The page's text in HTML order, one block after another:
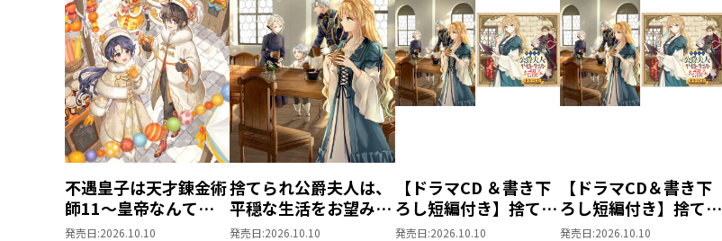
不遇皇子は天才錬金術
師11～皇帝なんて柄
じゃないので弟妹を可
発売日:2026.10.10
捨てられ公爵夫人は、
平穏な生活をお望みの
ようです5
発売日:2026.10.10
【ドラマCD ＆書き下
ろし短編付き】捨てら
れ公爵夫人は、平穏な
発売日:2026.10.10
【ドラマCD＆書き下
ろし短編付き】捨てら
れ公爵夫人は、平穏な
発売日:2026.10.10